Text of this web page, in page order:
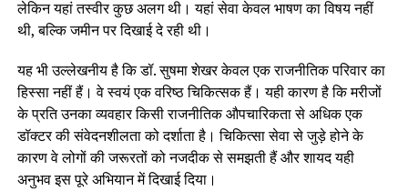
लेकिन यहां तस्वीर कुछ अलग थी। यहां सेवा केवल भाषण का विषय नहीं
थी, बल्कि जमीन पर दिखाई दे रही थी।
यह भी उल्लेखनीय है कि डॉ. सुषमा शेखर केवल एक राजनीतिक परिवार का
हिस्सा नहीं हैं। वे स्वयं एक वरिष्ठ चिकित्सक हैं। यही कारण है कि मरीजों
के प्रति उनका व्यवहार किसी राजनीतिक औपचारिकता से अधिक एक
डॉक्टर की संवेदनशीलता को दर्शाता है। चिकित्सा सेवा से जुड़े होने के
कारण वे लोगों की जरूरतों को नजदीक से समझती हैं और शायद यही
अनुभव इस पूरे अभियान में दिखाई दिया।